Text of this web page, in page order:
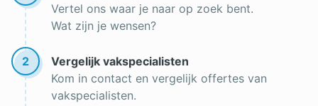
Vertel ons waar je naar op zoek bent.
Wat zijn je wensen?
2
Vergelijk vakspecialisten
Kom in contact en vergelijk offertes van
vakspecialisten.